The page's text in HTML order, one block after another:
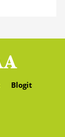
Blogit